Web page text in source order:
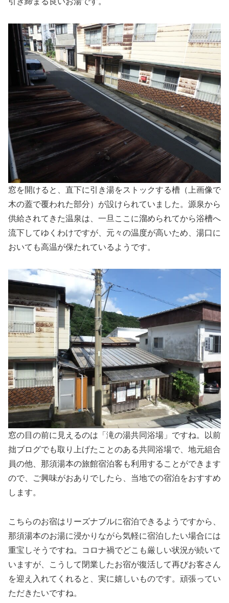
窓を開けると、直下に引き湯をストックする槽（上画像で
木の蓋で覆われた部分）が設けられていました。源泉から
供給されてきた温泉は、一旦ここに溜められてから浴槽へ
流下してゆくわけですが、元々の温度が高いため、湯口に
おいても高温が保たれているようです。
窓の目の前に見えるのは「滝の湯共同浴場」ですね。以前
拙ブログでも取り上げたことのある共同浴場で、地元組合
員の他、那須湯本の旅館宿泊客も利用することができます
ので、ご興味がおありでしたら、当地での宿泊をおすすめ
します。
こちらのお宿はリーズナブルに宿泊できるようですから、
那須湯本のお湯に浸かりながら気軽に宿泊したい場合には
重宝しそうですね。コロナ禍でどこも厳しい状況が続いて
いますが、こうして閉業したお宿が復活して再びお客さん
を迎え入れてくれると、実に嬉しいものです。頑張ってい
ただきたいですね。